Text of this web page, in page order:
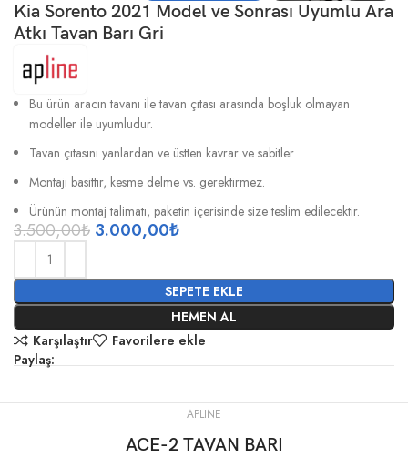
Kia Sorento 2021 Model ve Sonrası Uyumlu Ara
Atkı Tavan Barı Gri
Bu ürün aracın tavanı ile tavan çıtası arasında boşluk olmayan
modeller ile uyumludur.
Tavan çıtasını yanlardan ve üstten kavrar ve sabitler
Montajı basittir, kesme delme vs. gerektirmez.
Ürünün montaj talimatı, paketin içerisinde size teslim edilecektir.
3.500,00₺ 3.000,00₺
SEPETE EKLE
HEMEN AL
Karşılaştır
Favorilere ekle
Paylaş:
APLINE
ACE-2 TAVAN BARI